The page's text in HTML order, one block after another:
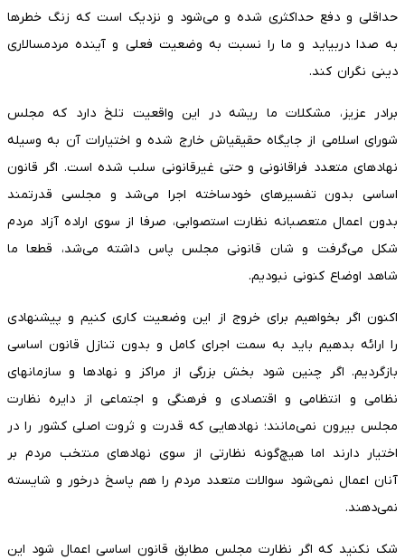
حداقلی و دفع حداکثری شده و می‌شود و نزدیک است که زنگ خطرها
به صدا دربیاید و ما را نسبت به وضعیت فعلی و آینده مردمسالاری
دینی نگران کند.
برادر عزیز، مشکلات ما ریشه در این واقعیت تلخ دارد که مجلس
شورای اسلامی از جایگاه حقیقی­اش خارج شده و اختیارات آن به وسیله
نهادهای متعدد فراقانونی و حتی غیرقانونی سلب شده است. اگر قانون
اساسی بدون تفسیرهای خودساخته اجرا می‌­شد و مجلسی قدرتمند
بدون اعمال متعصبانه نظارت استصوابی، صرفا از سوی اراده آزاد مردم
شکل می­‌گرفت و شان قانونی مجلس پاس داشته می­‌شد، قطعا ما
شاهد اوضاع کنونی نبودیم.
اکنون اگر بخواهیم برای خروج از این وضعیت کاری کنیم و پیشنهادی
را ارائه بدهیم باید به سمت اجرای کامل و بدون تنازل قانون اساسی
بازگردیم. اگر چنین شود بخش بزرگی از مراکز و نهادها و سازمانهای
نظامی و انتظامی و اقتصادی و فرهنگی و اجتماعی از دایره نظارت
مجلس بیرون نمی‌­مانند؛ نهادهایی که قدرت و ثروت اصلی کشور را در
اختیار دارند اما هیچ‌گونه نظارتی از سوی نهادهای منتخب مردم بر
آنان اعمال نمی­‌شود سوالات متعدد مردم را هم پاسخ درخور و شایسته
نمی‌دهند.
شک نکنید که اگر نظارت مجلس مطابق قانون اساسی اعمال شود این